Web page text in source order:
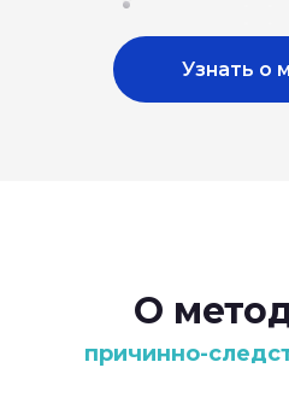
Узнать о
О
причинно-